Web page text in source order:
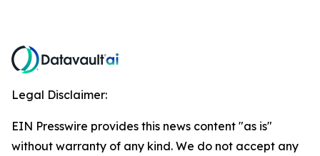
Legal Disclaimer:
EIN Presswire provides this news content "as is"
without warranty of any kind. We do not accept any